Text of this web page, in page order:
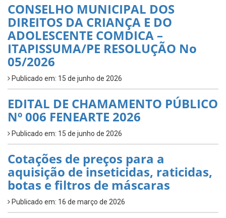
CONSELHO MUNICIPAL DOS
DIREITOS DA CRIANÇA E DO
ADOLESCENTE COMDICA –
ITAPISSUMA/PE RESOLUÇÃO No
05/2026
Publicado em: 15 de junho de 2026
EDITAL DE CHAMAMENTO PÚBLICO
Nº 006 FENEARTE 2026
Publicado em: 15 de junho de 2026
Cotações de preços para a
aquisição de inseticidas, raticidas,
botas e filtros de máscaras
Publicado em: 16 de março de 2026